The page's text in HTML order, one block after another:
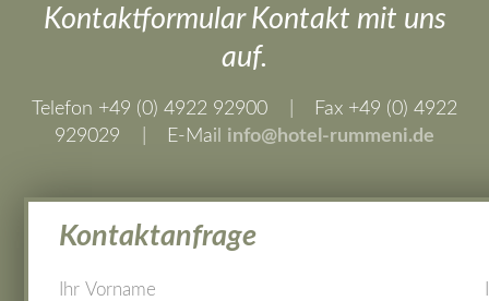
Kontaktformular Kontakt mit uns
auf.
Telefon +49 (0) 4922 92900
Fax +49 (0) 4922
929029
E-Mail info@hotel-rummeni.de
Kontaktanfrage
Ihr Vorname